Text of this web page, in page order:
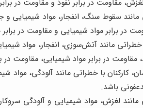
مقاومت در برابر نفوذ و مقاومت در
سقوط سنگ، انفجار، مواد شیمیایی و
در برابر مواد شیمیایی و مقاومت در
مانند آتش‌سوزی، انفجار، مواد
مقاومت در برابر مواد شیمیایی، مقاومت
کارکنان با خطراتی مانند آلودگی، مواد
باشد.
مانند لغزش، مواد شیمیایی و آلودگی